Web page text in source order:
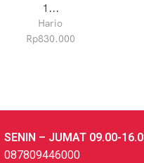
1...
Hario
Rp830.000
SENIN – JUMAT 09.00-
087809446000